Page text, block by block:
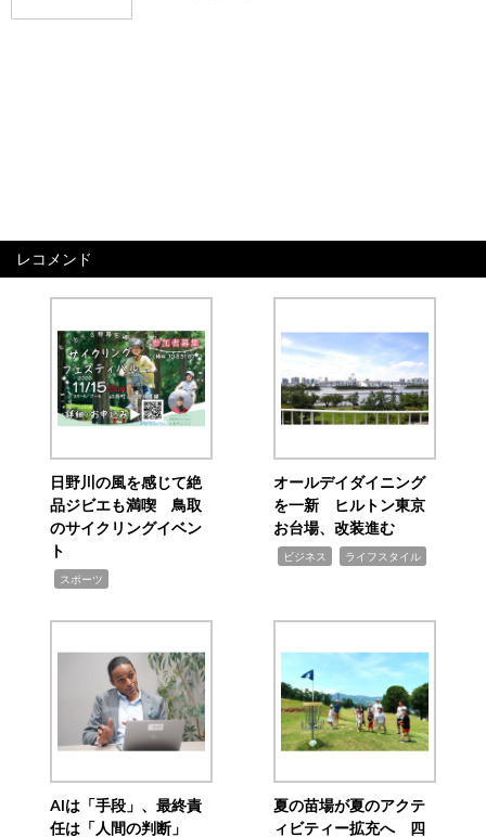
レコメンド
日野川の風を感じて絶
品ジビエも満喫 鳥取
のサイクリングイベン
ト
スポーツ
オールデイダイニング
を一新 ヒルトン東京
お台場、改装進む
ビジネス ライフスタイル
AIは「手段」、最終責
任は「人間の判断」
夏の苗場が夏のアクテ
ィビティー拡充へ 四